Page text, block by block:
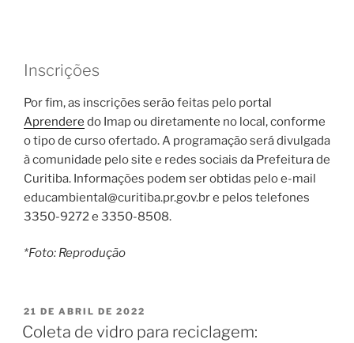
Inscrições
Por fim, as inscrições serão feitas pelo portal
Aprendere do Imap ou diretamente no local, conforme
o tipo de curso ofertado. A programação será divulgada
à comunidade pelo site e redes sociais da Prefeitura de
Curitiba. Informações podem ser obtidas pelo e-mail
educambiental@curitiba.pr.gov.br e pelos telefones
3350-9272 e 3350-8508.
*Foto: Reprodução
PUBLICADO
EM
21 DE ABRIL DE 2022
Coleta de vidro para reciclagem: